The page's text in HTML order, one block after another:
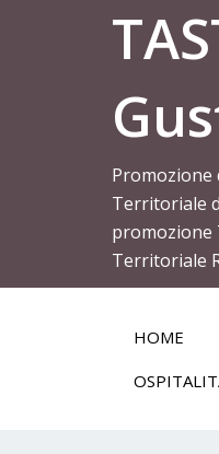
Territoriale
promozione
Territoriale
HOME